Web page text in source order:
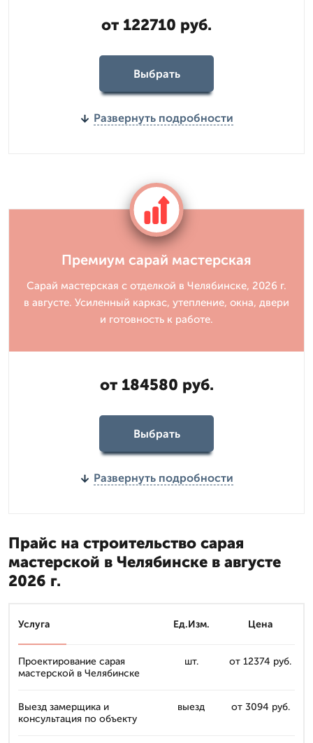
от 122710 руб.
Выбрать
Развернуть подробности
Премиум сарай мастерская
Сарай мастерская с отделкой в Челябинске, 2026 г.
в августе. Усиленный каркас, утепление, окна, двери
и готовность к работе.
от 184580 руб.
Выбрать
Развернуть подробности
Прайс на строительство сарая
мастерской в Челябинске в августе
2026 г.
Услуга Ед.Изм. Цена
Проектирование сарая
мастерской в Челябинске
шт. от 12374 руб.
Выезд замерщика и
консультация по объекту
выезд от 3094 руб.